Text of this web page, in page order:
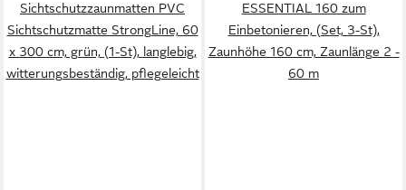
Sichtschutzzaunmatten PVC
Sichtschutzmatte StrongLine, 60
x 300 cm, grün, (1-St), langlebig,
witterungsbeständig, pflegeleicht
ESSENTIAL 160 zum
Einbetonieren, (Set, 3-St),
Zaunhöhe 160 cm, Zaunlänge 2 -
60 m